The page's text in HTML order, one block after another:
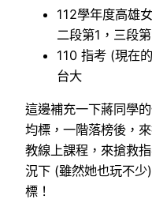
112學年度高雄
二段第1，三段第
110 指考 (現在
台大
這邊補充一下蔣同學
均標，一階落榜後，
教線上課程，來搶救
況下 (雖然她也玩不
標！